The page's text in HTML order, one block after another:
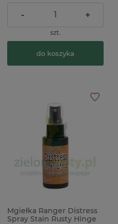
- +
szt.
do koszyka
Mgiełka Ranger Distress
Spray Stain Rusty Hinge